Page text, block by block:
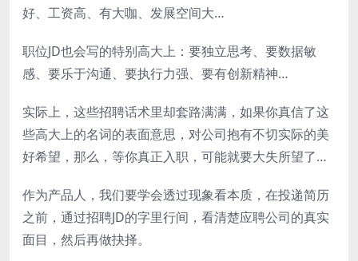
好、工资高、有大咖、发展空间大…
职位JD也会写的特别高大上：要独立思考、要数据敏
感、要乐于沟通、要执行力强、要有创新精神…
实际上，这些招聘话术里却套路满满，如果你真信了这
些高大上的名词的表面意思，对公司抱有不切实际的美
好希望，那么，等你真正入职，可能就要大失所望了…
作为产品人，我们要学会透过现象看本质，在投递简历
之前，通过招聘JD的字里行间，看清楚应聘公司的真实
面目，然后再做抉择。